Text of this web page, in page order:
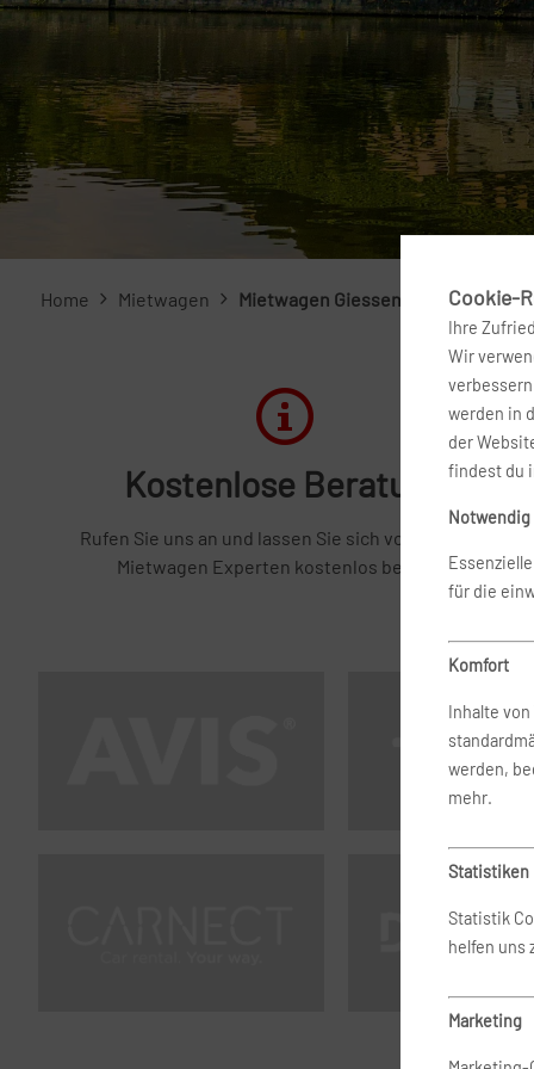
Home Mietwagen Mietwagen Giessen
Kostenlose Beratung
Rufen Sie uns an und lassen Sie sich von unseren
Mietwagen Experten kostenlos beraten.
Cookie-
Ihre
Wir
werden in
der
findest du
Notwendig
für die
Komfort
Inhalte
werden,
mehr.
Statistiken
Statistik
helfen uns
Marketing